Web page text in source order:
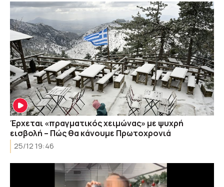
Έρχεται «πραγματικός χειμώνας» με ψυχρή
εισβολή – Πώς θα κάνουμε Πρωτοχρονιά
25/12 19:46